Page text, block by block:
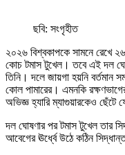
ছবি: সংগৃহীত
২০২৬ বিশ্বকাপকে সামনে রেখে
কোচ টমাস টুখেল। তবে এই দল
তিনি। দলে জায়গা হয়নি
কোল পামারের। এমনকি
অভিজ্ঞ হ্যারি ম্যাগুয়ারকেও ছেঁটে
দল ঘোষণার পর টমাস টুখেল তার
আবেগের ঊর্ধ্বে উঠে কঠিন